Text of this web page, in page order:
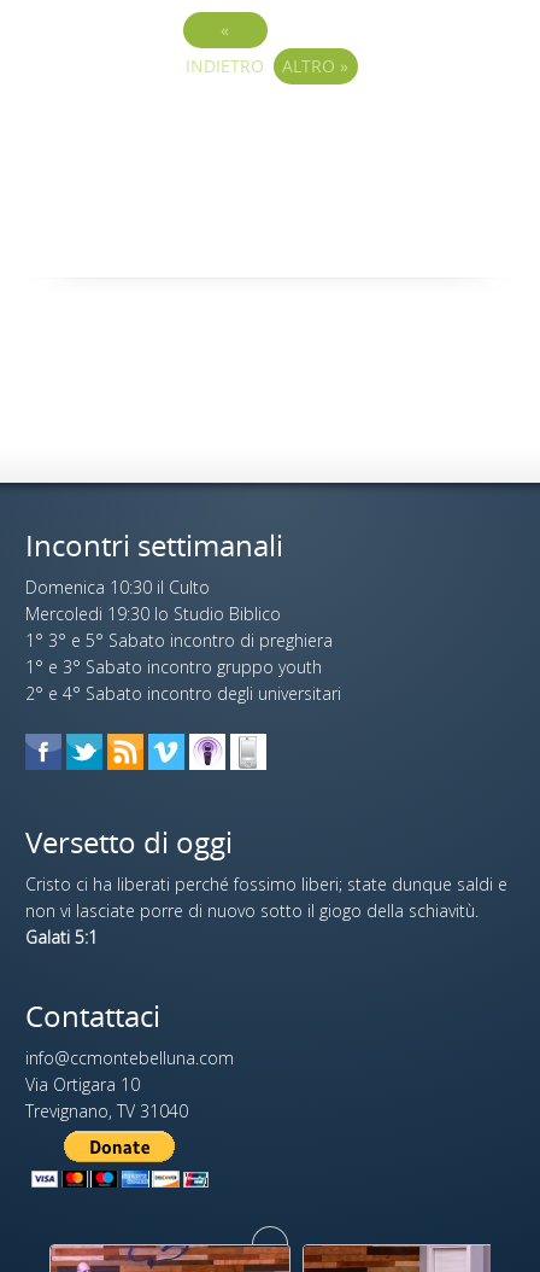
«
INDIETRO
ALTRO »
Incontri settimanali
Domenica 10:30 il Culto
Mercoledi 19:30 lo Studio Biblico
1° 3° e 5° Sabato incontro di preghiera
1° e 3° Sabato incontro gruppo youth
2° e 4° Sabato incontro degli universitari
Versetto di oggi
Cristo ci ha liberati perché fossimo liberi; state dunque saldi e
non vi lasciate porre di nuovo sotto il giogo della schiavitù.
Galati 5:1
Contattaci
info@ccmontebelluna.com
Via Ortigara 10
Trevignano, TV 31040